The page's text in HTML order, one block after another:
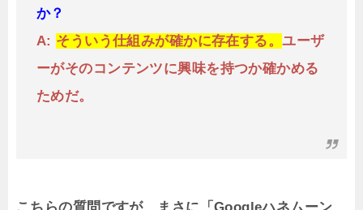
か？
A: そういう仕組みが確かに存在する。ユーザ
ーがそのコンテンツに興味を持つか確かめる
ためだ。
こちらの質問ですが、まさに「Googleハネムーン